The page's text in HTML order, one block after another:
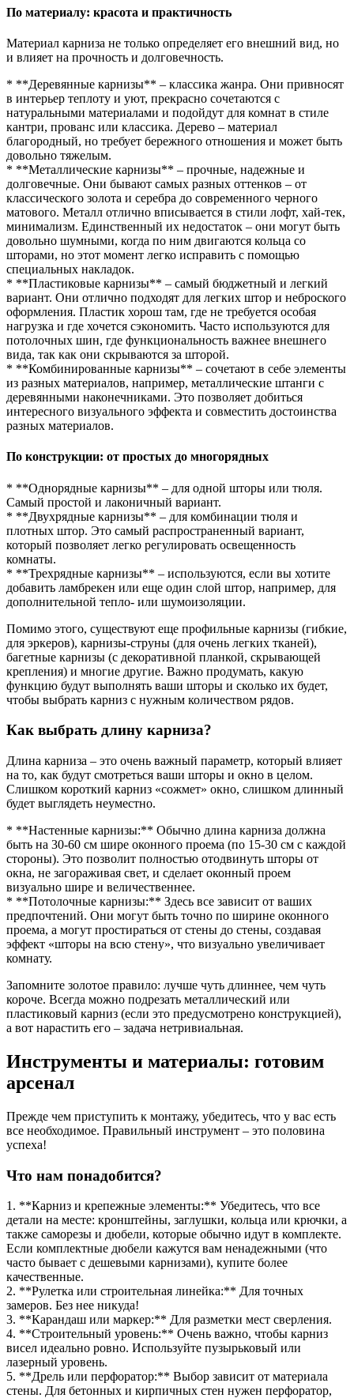
По материалу: красота и практичность
Материал карниза не только определяет его внешний вид, но
и влияет на прочность и долговечность.
* **Деревянные карнизы** – классика жанра. Они привносят
в интерьер теплоту и уют, прекрасно сочетаются с
натуральными материалами и подойдут для комнат в стиле
кантри, прованс или классика. Дерево – материал
благородный, но требует бережного отношения и может быть
довольно тяжелым.
* **Металлические карнизы** – прочные, надежные и
долговечные. Они бывают самых разных оттенков – от
классического золота и серебра до современного черного
матового. Металл отлично вписывается в стили лофт, хай-тек,
минимализм. Единственный их недостаток – они могут быть
довольно шумными, когда по ним двигаются кольца со
шторами, но этот момент легко исправить с помощью
специальных накладок.
* **Пластиковые карнизы** – самый бюджетный и легкий
вариант. Они отлично подходят для легких штор и неброского
оформления. Пластик хорош там, где не требуется особая
нагрузка и где хочется сэкономить. Часто используются для
потолочных шин, где функциональность важнее внешнего
вида, так как они скрываются за шторой.
* **Комбинированные карнизы** – сочетают в себе элементы
из разных материалов, например, металлические штанги с
деревянными наконечниками. Это позволяет добиться
интересного визуального эффекта и совместить достоинства
разных материалов.
По конструкции: от простых до многорядных
* **Однорядные карнизы** – для одной шторы или тюля.
Самый простой и лаконичный вариант.
* **Двухрядные карнизы** – для комбинации тюля и
плотных штор. Это самый распространенный вариант,
который позволяет легко регулировать освещенность
комнаты.
* **Трехрядные карнизы** – используются, если вы хотите
добавить ламбрекен или еще один слой штор, например, для
дополнительной тепло- или шумоизоляции.
Помимо этого, существуют еще профильные карнизы (гибкие,
для эркеров), карнизы-струны (для очень легких тканей),
багетные карнизы (с декоративной планкой, скрывающей
крепления) и многие другие. Важно продумать, какую
функцию будут выполнять ваши шторы и сколько их будет,
чтобы выбрать карниз с нужным количеством рядов.
Как выбрать длину карниза?
Длина карниза – это очень важный параметр, который влияет
на то, как будут смотреться ваши шторы и окно в целом.
Слишком короткий карниз «сожмет» окно, слишком длинный
будет выглядеть неуместно.
* **Настенные карнизы:** Обычно длина карниза должна
быть на 30-60 см шире оконного проема (по 15-30 см с каждой
стороны). Это позволит полностью отодвинуть шторы от
окна, не загораживая свет, и сделает оконный проем
визуально шире и величественнее.
* **Потолочные карнизы:** Здесь все зависит от ваших
предпочтений. Они могут быть точно по ширине оконного
проема, а могут простираться от стены до стены, создавая
эффект «шторы на всю стену», что визуально увеличивает
комнату.
Запомните золотое правило: лучше чуть длиннее, чем чуть
короче. Всегда можно подрезать металлический или
пластиковый карниз (если это предусмотрено конструкцией),
а вот нарастить его – задача нетривиальная.
Инструменты и материалы: готовим
арсенал
Прежде чем приступить к монтажу, убедитесь, что у вас есть
все необходимое. Правильный инструмент – это половина
успеха!
Что нам понадобится?
1. **Карниз и крепежные элементы:** Убедитесь, что все
детали на месте: кронштейны, заглушки, кольца или крючки, а
также саморезы и дюбели, которые обычно идут в комплекте.
Если комплектные дюбели кажутся вам ненадежными (что
часто бывает с дешевыми карнизами), купите более
качественные.
2. **Рулетка или строительная линейка:** Для точных
замеров. Без нее никуда!
3. **Карандаш или маркер:** Для разметки мест сверления.
4. **Строительный уровень:** Очень важно, чтобы карниз
висел идеально ровно. Используйте пузырьковый или
лазерный уровень.
5. **Дрель или перфоратор:** Выбор зависит от материала
стены. Для бетонных и кирпичных стен нужен перфоратор,